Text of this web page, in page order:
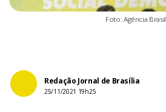
Foto: Agência Brasil
Redação Jornal de Brasília
25/11/2021 19h25